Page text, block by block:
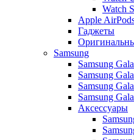
Watch
Apple
Гаджеты
Samsung
Samsung
Samsung
Samsung
Samsung
Аксессуары